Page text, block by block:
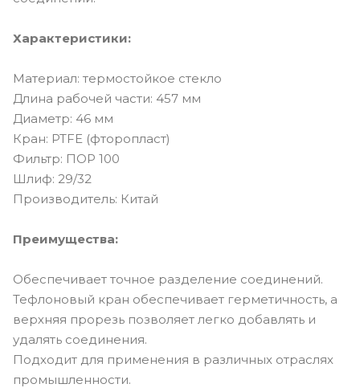
Характеристики:
Материал: термостойкое стекло
Длина рабочей части: 457 мм
Диаметр: 46 мм
Кран: PTFE (фторопласт)
Фильтр: ПОР 100
Шлиф: 29/32
Производитель: Китай
Преимущества:
Обеспечивает точное разделение соединений.
Тефлоновый кран обеспечивает герметичность, а
верхняя прорезь позволяет легко добавлять и
удалять соединения.
Подходит для применения в различных отраслях
промышленности.